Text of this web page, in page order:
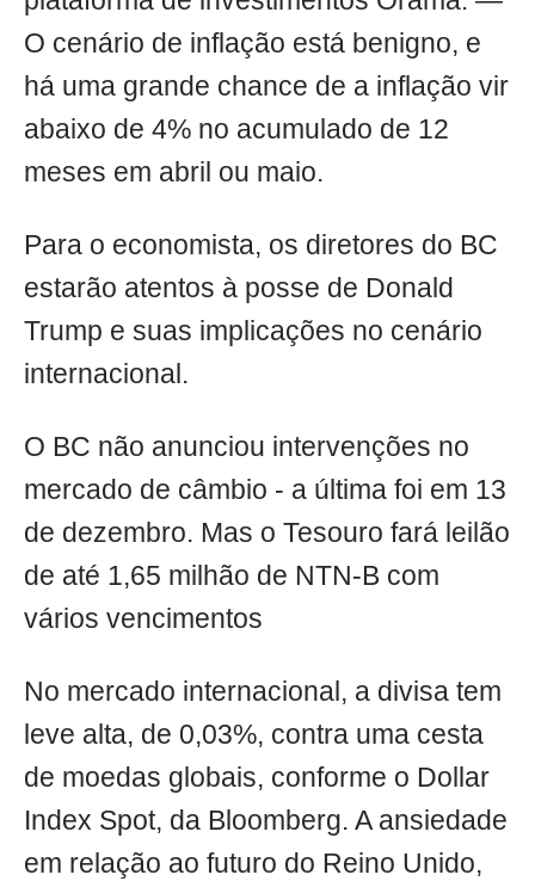
O cenário de inflação está benigno, e
há uma grande chance de a inflação vir
abaixo de 4% no acumulado de 12
meses em abril ou maio.
Para o economista, os diretores do BC
estarão atentos à posse de Donald
Trump e suas implicações no cenário
internacional.
O BC não anunciou intervenções no
mercado de câmbio - a última foi em 13
de dezembro. Mas o Tesouro fará leilão
de até 1,65 milhão de NTN-B com
vários vencimentos
No mercado internacional, a divisa tem
leve alta, de 0,03%, contra uma cesta
de moedas globais, conforme o Dollar
Index Spot, da Bloomberg. A ansiedade
em relação ao futuro do Reino Unido,